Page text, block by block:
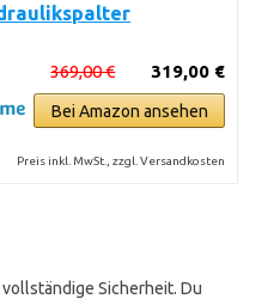
319,00 €
369,00 €
Bei Amazon ansehen
Preis inkl. MwSt., zzgl. Versandkosten
Sicherheit. Du